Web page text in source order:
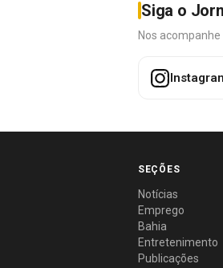
Siga o
Nos
SEÇÕES
Notícias
Emprego
Bahia
Entretenimento
Publicações